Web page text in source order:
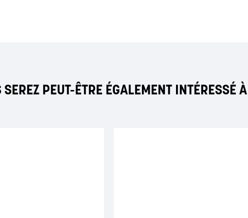
SEREZ PEUT-ÊTRE ÉGALEMENT INTÉRESSÉ À